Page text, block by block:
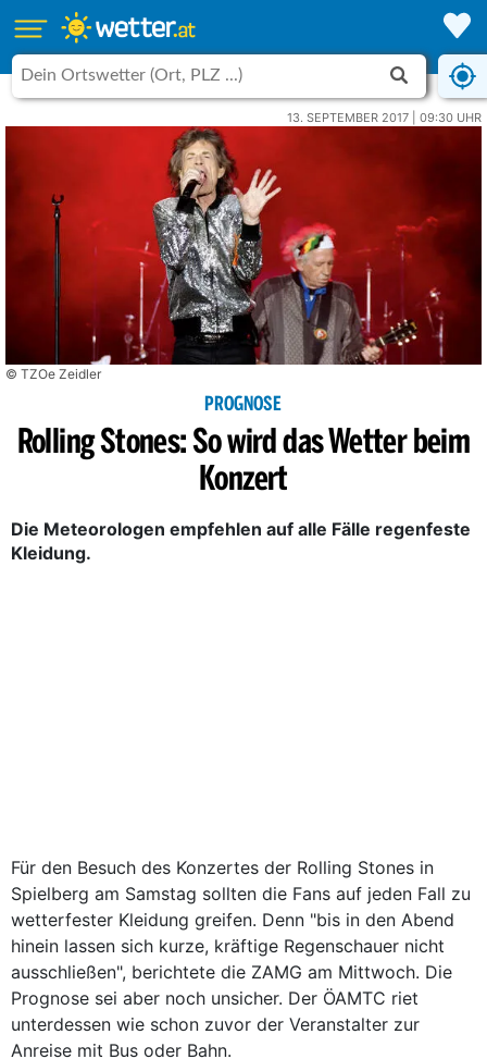
13. SEPTEMBER 2017 | 09:30 UHR
© TZOe Zeidler
PROGNOSE
Rolling Stones: So wird das Wetter beim
Konzert
Die Meteorologen empfehlen auf alle Fälle regenfeste
Kleidung.
Für den Besuch des Konzertes der Rolling Stones in
Spielberg am Samstag sollten die Fans auf jeden Fall zu
wetterfester Kleidung greifen. Denn "bis in den Abend
hinein lassen sich kurze, kräftige Regenschauer nicht
ausschließen", berichtete die ZAMG am Mittwoch. Die
Prognose sei aber noch unsicher. Der ÖAMTC riet
unterdessen wie schon zuvor der Veranstalter zur
Anreise mit Bus oder Bahn.